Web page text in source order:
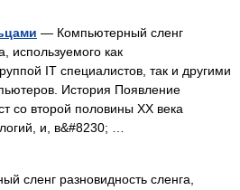
— Компьютерный сленг
используемого как
IT специалистов, так и другими
История Появление
со второй половины XX века
и, в&#8230; …
сленг разновидность сленга,